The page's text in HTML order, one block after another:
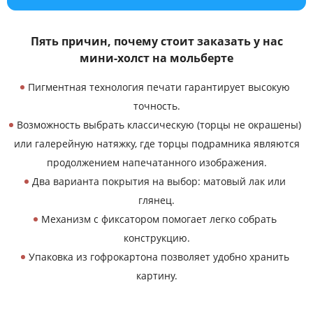
Пять причин, почему стоит заказать у нас
мини-холст на мольберте
Пигментная технология печати гарантирует высокую
точность.
Возможность выбрать классическую (торцы не окрашены)
или галерейную натяжку, где торцы подрамника являются
продолжением напечатанного изображения.
Два варианта покрытия на выбор: матовый лак или
глянец.
Механизм с фиксатором помогает легко собрать
конструкцию.
Упаковка из гофрокартона позволяет удобно хранить
картину.